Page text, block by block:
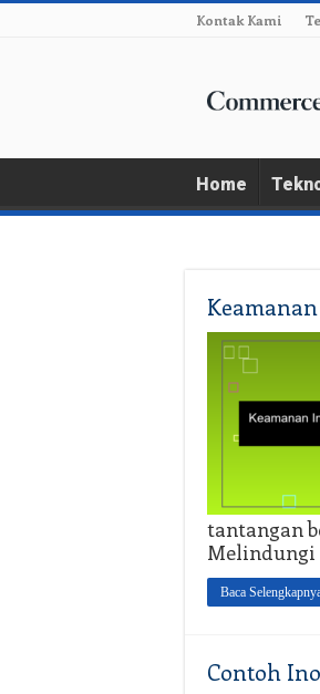
Kontak Kami
Home
tantangan
Baca
Contoh